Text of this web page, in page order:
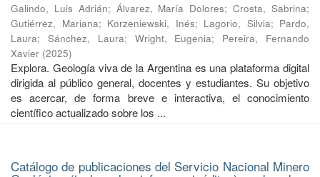
Galindo, Luis Adrián; Álvarez, María Dolores;Crosta, Sabrina;
Gutiérrez, Mariana; Korzeniewski, Inés; Lagorio, Silvia; Pardo,
Laura; Sánchez, Laura; Wright, Eugenia; Pereira, Fernando
Xavier (2025)
Explora. Geología viva de la Argentina es una plataforma digital
dirigida al público general, docentes y estudiantes. Su objetivo
es acercar, de forma breve e interactiva, el conocimiento
científico actualizado sobre los ...
Catálogo de publicaciones del Servicio Nacional Minero